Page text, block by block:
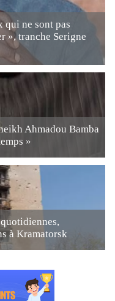
qui ne sont pas
», tranche Serigne
Ahmadou Bamba
»
à Kramatorsk